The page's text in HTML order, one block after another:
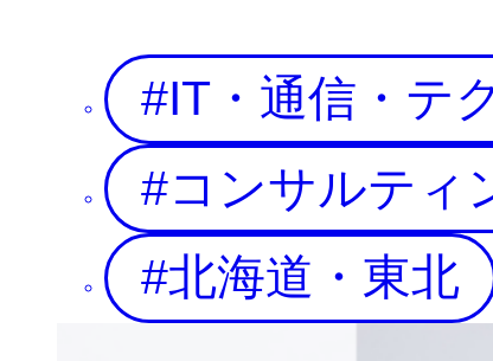
IT・通信・テ
コンサルティ
北海道・東北